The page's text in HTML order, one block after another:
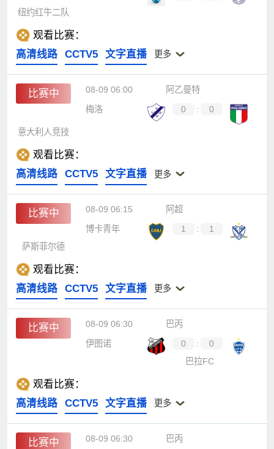
纽约红牛二队
观看比赛：
高清线路
CCTV5 文字直播 更多
比赛中 08-09 06:00
阿乙曼特
梅洛
0 : 0
意大利人竞技
观看比赛：
高清线路
CCTV5 文字直播 更多
比赛中 08-09 06:15
阿超
博卡青年
1 :
1
萨斯菲尔德
观看比赛：
高清线路
CCTV5 文字直播 更多
比赛中 08-09 06:30
巴丙
伊图诺
0 :
0
巴拉FC
观看比赛：
高清线路
CCTV5 文字直播 更多
比赛中 08-09 06:30
巴丙